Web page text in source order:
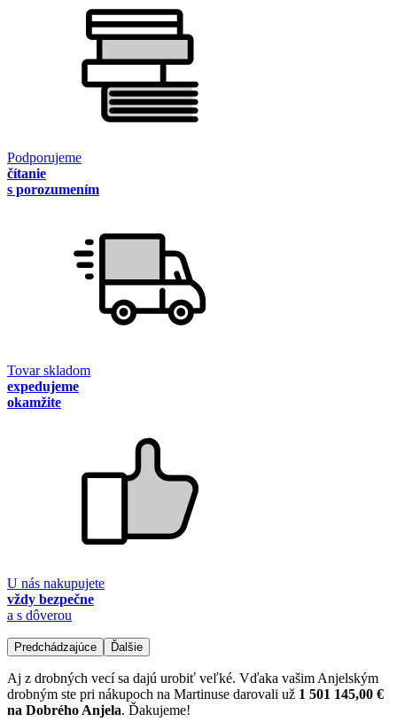
Podporujeme
čítanie
s porozumením
Tovar skladom
expedujeme
okamžite
U nás nakupujete
vždy bezpečne
a s dôverou
Predchádzajúce Ďalšie
Aj z drobných vecí sa dajú urobiť veľké. Vďaka vašim Anjelským
drobným ste pri nákupoch na Martinuse darovali už 1 501 145,00 €
na Dobrého Anjela. Ďakujeme!